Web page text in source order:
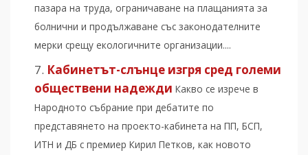
пазара на труда, ограничаване на плащанията за
болнични и продължаване със законодателните
мерки срещу екологичните организации....
Кабинетът-слънце изгря сред големи
обществени надежди Какво се изрече в
Народното събрание при дебатите по
представянето на проекто-кабинета на ПП, БСП,
ИТН и ДБ с премиер Кирил Петков, как новото